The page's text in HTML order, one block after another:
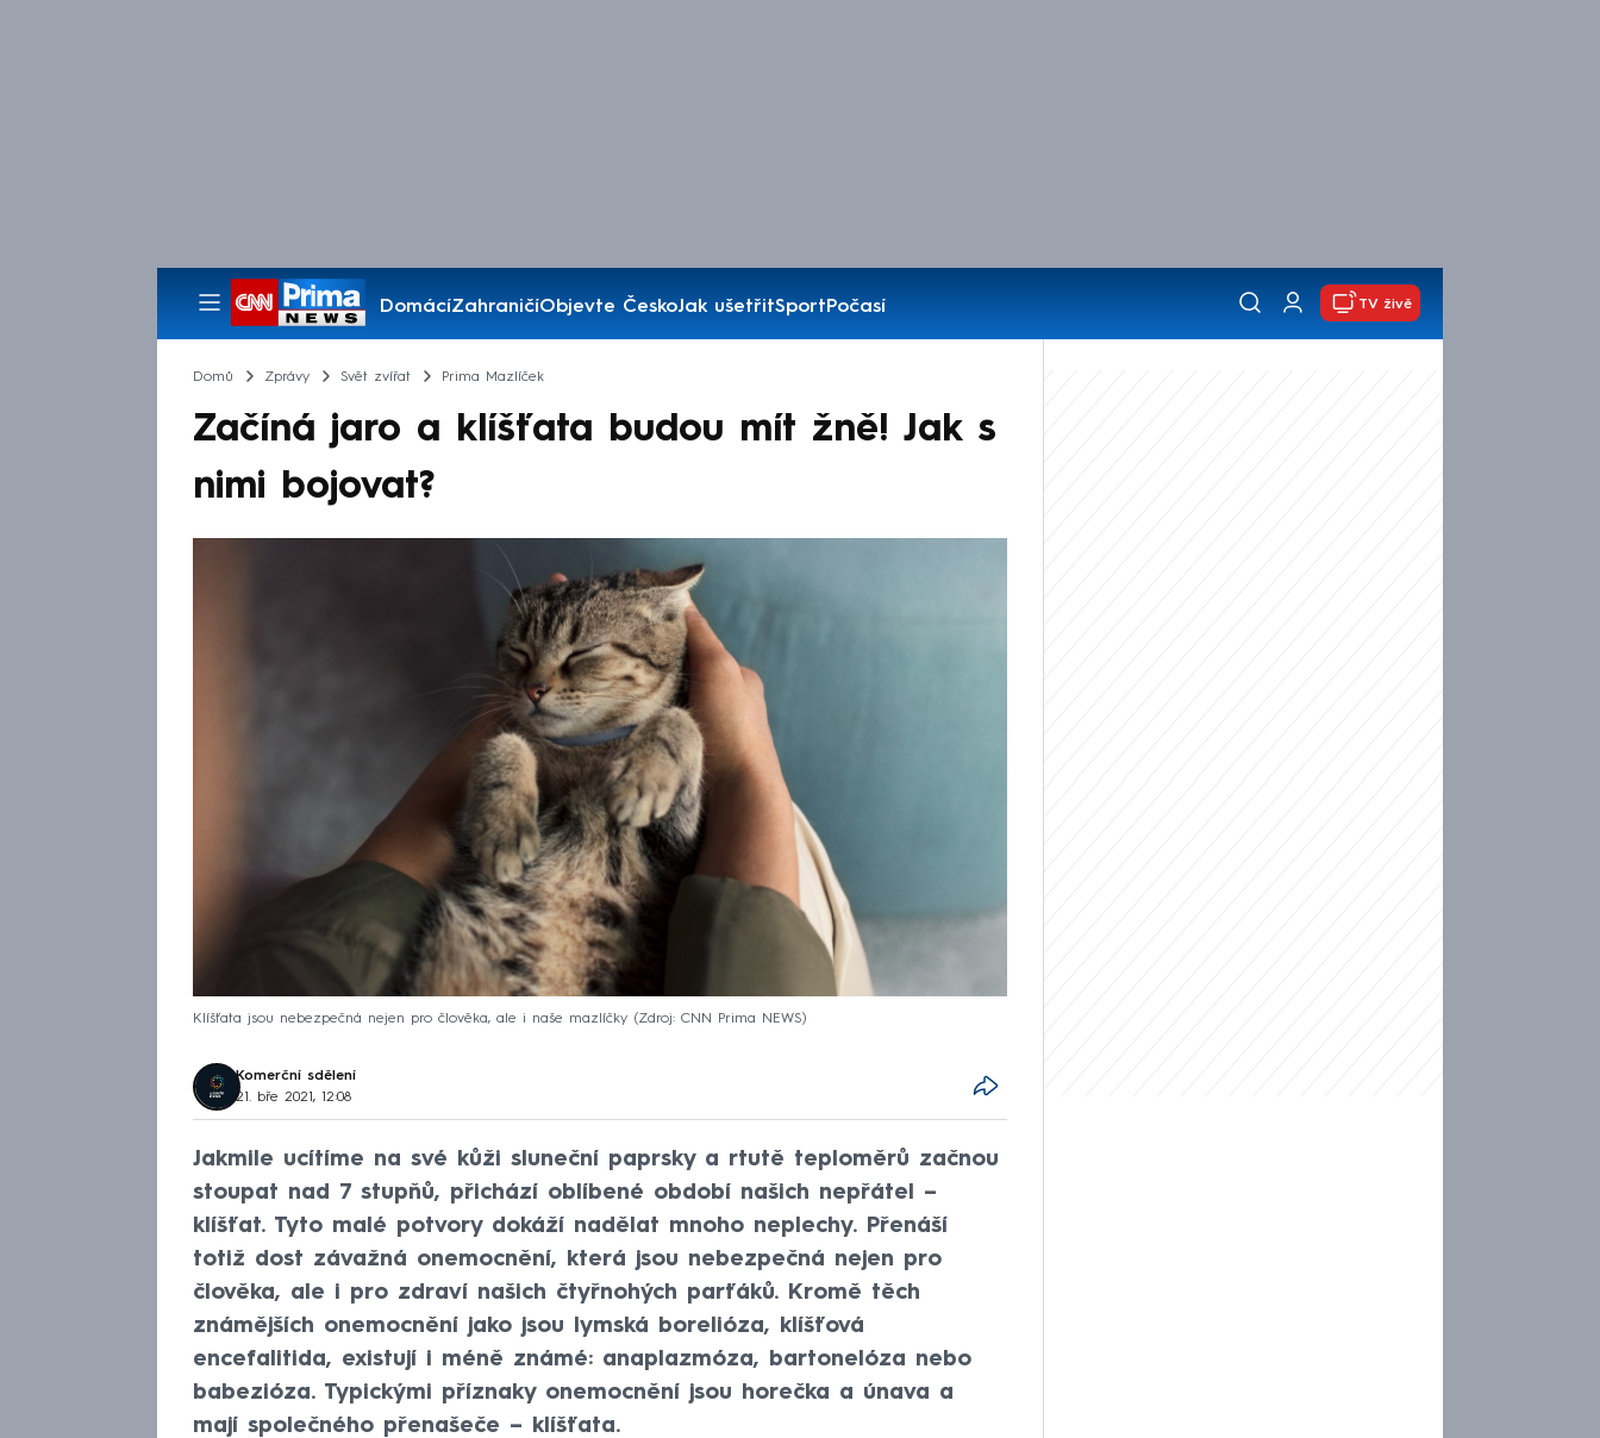
DomácíZahraničíObjevte ČeskoJak ušetřitSportPočasí
Pořady
TV živě
Domů Zprávy Svět zvířat Prima Mazlíček
Začíná jaro a klíšťata budou mít žně! Jak s
nimi bojovat?
Klíšťata jsou nebezpečná nejen pro člověka, ale i naše mazlíčky Zdroj: CNN Prima NEWS
Komerční sdělení
21. bře 2021, 12:08
Jakmile ucítíme na své kůži sluneční paprsky a rtutě teploměrů začnou
stoupat nad 7 stupňů, přichází oblíbené období našich nepřátel –
klíšťat. Tyto malé potvory dokáží nadělat mnoho neplechy. Přenáší
totiž dost závažná onemocnění, která jsou nebezpečná nejen pro
člověka, ale i pro zdraví našich čtyřnohých parťáků. Kromě těch
známějších onemocnění jako jsou lymská borelióza, klíšťová
encefalitida, existují i méně známé: anaplazmóza, bartonelóza nebo
babezióza. Typickými příznaky onemocnění jsou horečka a únava a
mají společného přenašeče – klíšťata.